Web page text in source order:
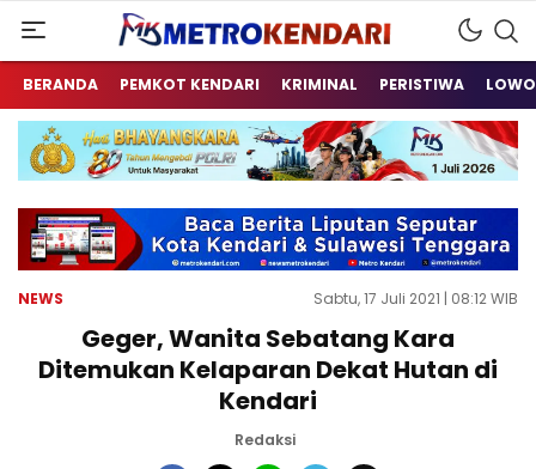
metrokendari
Berita Terkini Sulawesi Tenggara
BERANDA PEMKOT KENDARI KRIMINAL PERISTIWA
NEWS Sabtu, 17 Juli 2021 | 08:12 WIB
Geger, Wanita Sebatang Kara
Ditemukan Kelaparan Dekat Hutan di
Kendari
Redaksi